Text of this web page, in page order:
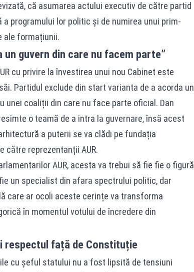
că asumarea actului executiv de către partid
programului lor politic și de numirea unui prim-
ale formațiunii.
un guvern din care nu facem parte”
cu privire la învestirea unui nou Cabinet este
Partidul exclude din start varianta de a acorda un
unei coaliții din care nu face parte oficial. Dan
o teamă de a intra la guvernare, însă acest
a puterii se va clădi pe fundația
către reprezentanții AUR.
AUR, acesta va trebui să fie fie o figură
un specialist din afara spectrului politic, dar
care ar ocoli aceste cerințe va transforma
în momentul votului de încredere din
respectul față de Constituție
cu șeful statului nu a fost lipsită de tensiuni